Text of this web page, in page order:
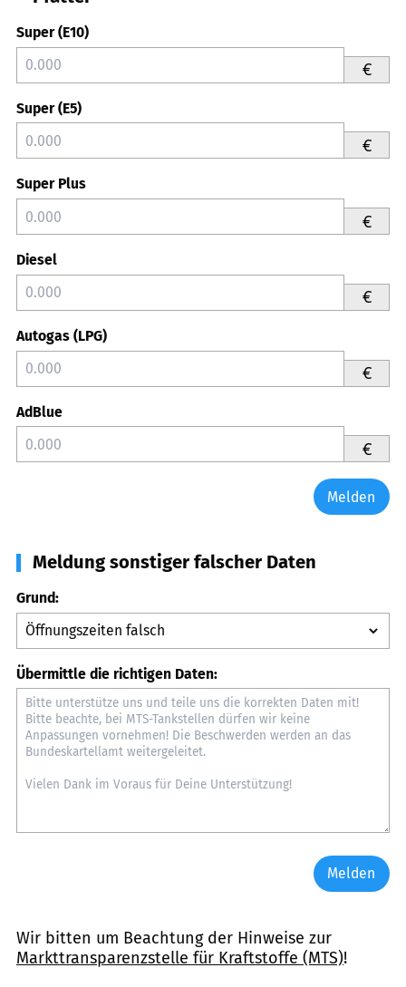
Super (E10)
€
Super (E5)
€
Super Plus
€
Diesel
€
Autogas (LPG)
€
AdBlue
€
Melden
Meldung sonstiger falscher Daten
Grund:
Übermittle die richtigen Daten:
Melden
Wir bitten um Beachtung der Hinweise zur
Markttransparenzstelle für Kraftstoffe (MTS)!